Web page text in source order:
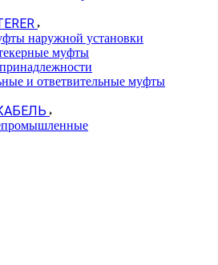
наружной установки
муфты
и ответвительные муфты